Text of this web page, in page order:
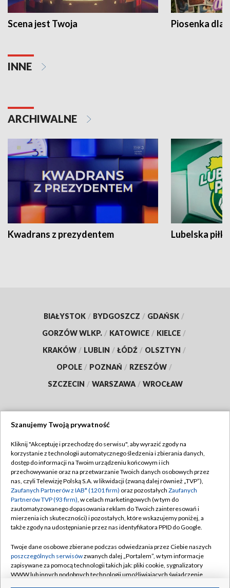
Scena jest Twoja Piosenka dla
INNE
ARCHIWALNE
Kwadrans z prezydentem Lubelska piłka
BIAŁYSTOK / BYDGOSZCZ / GDAŃSK /
GORZÓW WLKP. / KATOWICE / KIELCE /
KRAKÓW / LUBLIN / ŁÓDŹ / OLSZTYN /
OPOLE / POZNAŃ / RZESZÓW /
SZCZECIN / WARSZAWA / WROCŁAW
TVP
Abonament TVP
Emisja w TVP
Centrum informacji TVP
Naziemna Telewizja Cyfrowa
Rada Programowa
System NOS
Regulamin TVP
Polityka prywatności
Moje zgody
Pomoc
Kontakt
Szanujemy Twoją prywatność
Kliknij "Akceptuję i przechodzę do serwisu", aby wyrazić zgody na
korzystanie z technologii automatycznego śledzenia i zbierania danych,
dostęp do informacji na Twoim urządzeniu końcowym i ich
przechowywanie oraz na przetwarzanie Twoich danych osobowych przez
nas, czyli Telewizję Polską S.A. w likwidacji (zwaną dalej również „TVP”),
Zaufanych Partnerów z IAB* (1201 firm) oraz pozostałych Zaufanych
Partnerów TVP (93 firm), w celach marketingowych (w tym do
zautomatyzowanego dopasowania reklam do Twoich zainteresowań i
mierzenia ich skuteczności) i pozostałych, które wskazujemy poniżej, a
także zgody na udostępnianie przez nas identyfikatora PPID do Google.
Twoje dane osobowe zbierane podczas odwiedzania przez Ciebie naszych
poszczególnych serwisówzwanych dalej „Portalem”, w tym informacje
zapisywane za pomocą technologii takich jak: pliki cookie, sygnalizatory
WWW lub innych podobnych technologii umożliwiających świadczenie